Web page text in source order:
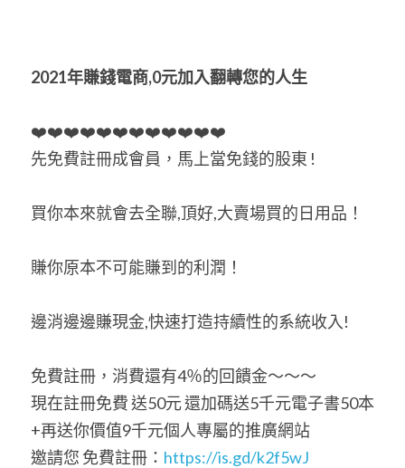
2021年賺錢電商,0元加入翻轉您的人生
❤️❤️❤️❤️❤️❤️❤️❤️❤️❤️❤️❤️
先免費註冊成會員，馬上當免錢的股東 !
買你本來就會去全聯,頂好,大賣場買的日用品！
賺你原本不可能賺到的利潤！
邊消邊邊賺現金,快速打造持續性的系統收入!
免費註冊，消費還有4％的回饋金～～～
現在註冊免費 送50元 還加碼送5千元電子書50本
+再送你價值9千元個人專屬的推廣網站
邀請您 免費註冊： https://is.gd/k2f5wJ